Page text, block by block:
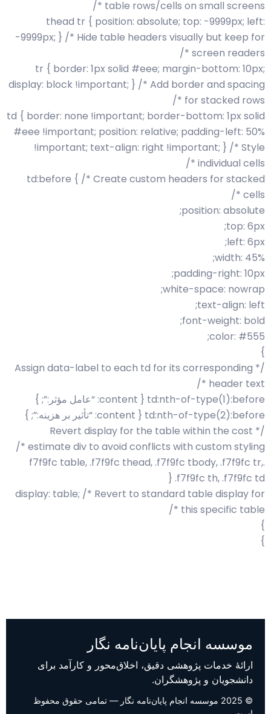
table rows/cells on small screens */
thead tr { position: absolute; top: -9999px; left:
-9999px; } /* Hide table headers visually but keep for
screen readers */
tr { border: 1px solid #eee; margin-bottom: 10px;
display: block !important; } /* Add border and spacing
for stacked rows */
td { border: none !important; border-bottom: 1px solid
#eee !important; position: relative; padding-left: 50%
!important; text-align: right !important; } /* Style
individual cells */
td:before { /* Create custom headers for stacked
cells */
position: absolute;
top: 6px;
left: 6px;
width: 45%;
padding-right: 10px;
white-space: nowrap;
text-align: left;
font-weight: bold;
color: #555;
}
/* Assign data-label to each td for its corresponding
header text */
td:nth-of-type(1):before { content: “عامل مؤثر:”; }
td:nth-of-type(2):before { content: “تأثیر بر هزینه:”; }
/* Revert display for the table within the cost
estimate div to avoid conflicts with custom styling */
.f7f9fc table, .f7f9fc thead, .f7f9fc tbody, .f7f9fc tr,
.f7f9fc th, .f7f9fc td {
display: table; /* Revert to standard table display for
this specific table */
}
}
موسسه انجام پایان‌نامه نگار
ارائهٔ خدمات پژوهشی دقیق، اخلاق‌محور و کارآمد برای
دانشجویان و پژوهشگران.
© 2025 موسسه انجام پایان‌نامه نگار — تمامی حقوق محفوظ